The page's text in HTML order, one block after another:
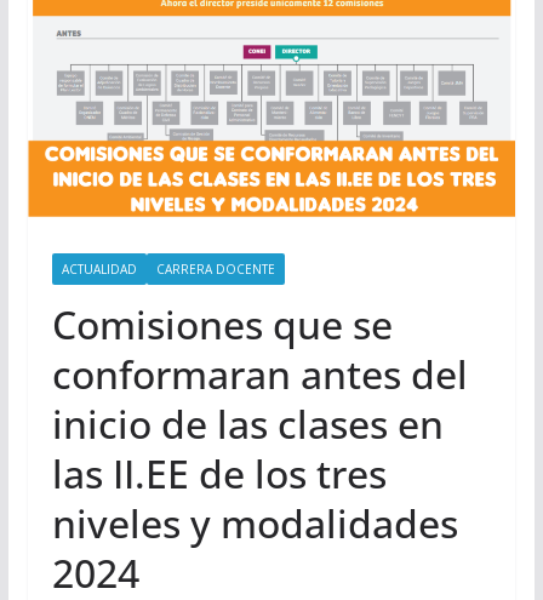
ACTUALIDAD CARRERA DOCENTE
Comisiones que se
conformaran antes del
inicio de las clases en
las II.EE de los tres
niveles y modalidades
2024